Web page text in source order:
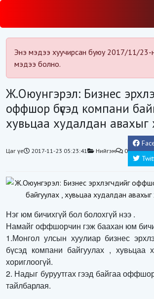
Энэ мэдээ хуучирсан буюу 2017/11/23-
мэдээ болно.
Ж.Оюунгэрэл: Бизнес
оффшор бүсэд компани
хувьцаа худалдан авахыг
Цаг үе 2017-11-23 05:23:41 Нийгэм 0
Нэг юм бичихгүй бол болохгүй нээ .
Намайг оффшорчин гэж баахан юм
1.Монгол улсын хуулиар бизнес
бүсэд компани байгуулах , хувьцаа
хориглоогүй.
2. Надыг буруутгах гээд байгаа
тайлбарлая.